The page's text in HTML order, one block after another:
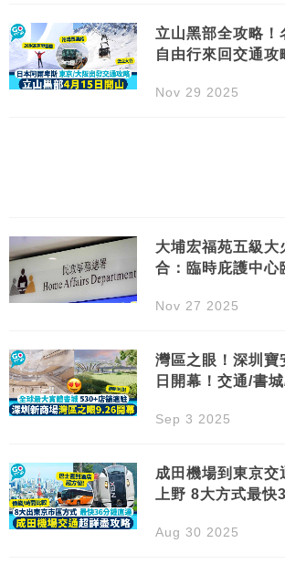
立山黑部全攻略！
自由行來回交通
Nov 29 2025
大埔宏福苑五級大
合：臨時庇護中心
Nov 27 2025
灣區之眼！深圳寶
日開幕！交通/書
Sep 3 2025
成田機場到東京
上野 8大方式最快
Aug 30 2025